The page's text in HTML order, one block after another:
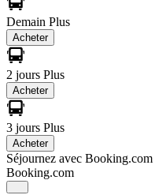
Demain Plus
Acheter
2 jours Plus
Acheter
3 jours Plus
Acheter
Séjournez avec Booking.com
Booking.com